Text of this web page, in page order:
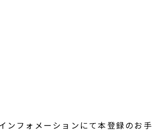
フォメーションにて本登録のお手